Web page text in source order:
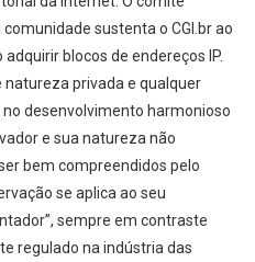
sustenta o CGI.br ao
blocos de endereços IP.
natureza privada e qualquer
desenvolvimento harmonioso
e sua natureza não
bem compreendidos pelo
se aplica ao seu
sempre em contraste
regulado na indústria das